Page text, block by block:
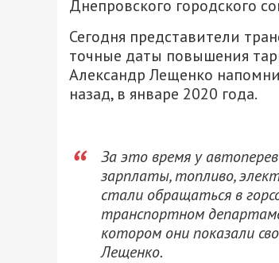
Днепровского городского
Сегодня представители
точные даты повышения
Александр Лещенко
назад, в январе 2020 года.
За это время у
зарплаты, топливо,
стали обращаться в
транспортном
котором они показали
Лещенко.